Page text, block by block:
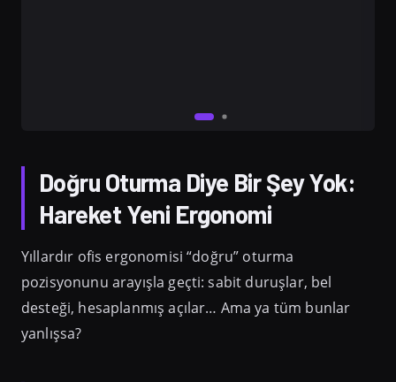
Doğru Oturma Diye Bir Şey Yok:
Hareket Yeni Ergonomi
Yıllardır ofis ergonomisi “doğru” oturma
pozisyonunu arayışla geçti: sabit duruşlar, bel
desteği, hesaplanmış açılar… Ama ya tüm bunlar
yanlışsa?